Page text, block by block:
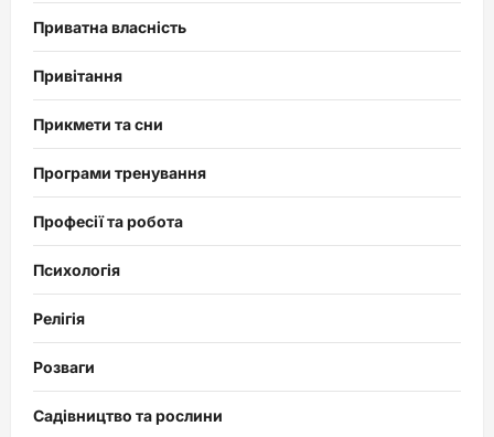
Приватна власність
Привітання
Прикмети та сни
Програми тренування
Професії та робота
Психологія
Релігія
Розваги
Садівництво та рослини